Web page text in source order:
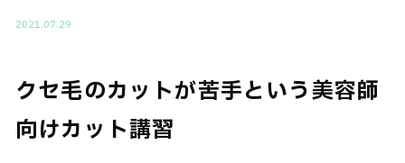
2021.07.29
クセ毛のカットが苦手という美容師
向けカット講習